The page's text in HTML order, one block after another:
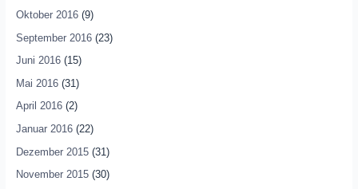
Oktober 2016(9)
September 2016(23)
Juni 2016(15)
Mai 2016(31)
April 2016(2)
Januar 2016(22)
Dezember 2015(31)
November 2015(30)